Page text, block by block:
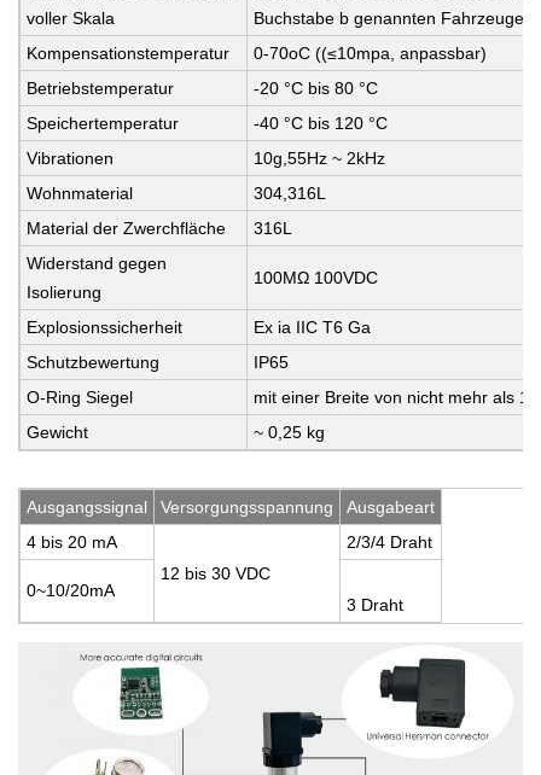
voller Skala
Buchstabe b genannten Fahrzeuge.
Kompensationstemperatur
0-70oC ((≤10mpa, anpassbar)
Betriebstemperatur
-20 °C bis 80 °C
Speichertemperatur
-40 °C bis 120 °C
Vibrationen
10g,55Hz ~ 2kHz
Wohnmaterial
304,316L
Material der Zwerchfläche
316L
Widerstand gegen
Isolierung
100MΩ 100VDC
Explosionssicherheit
Ex ia IIC T6 Ga
Schutzbewertung
IP65
O-Ring Siegel
mit einer Breite von nicht mehr als
Gewicht
~ 0,25 kg
Ausgangssignal Versorgungsspannung
Ausgabeart
4 bis 20 mA
12 bis 30 VDC
2/3/4 Draht
0~10/20mA
3 Draht